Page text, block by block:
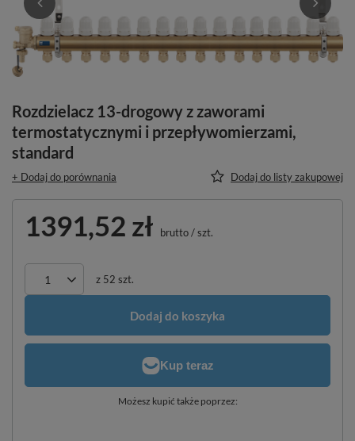
Rozdzielacz 13-drogowy z zaworami
termostatycznymi i przepływomierzami,
standard
+ Dodaj do porównania Dodaj do listy zakupowej
1391,52 zł brutto/szt.
z 52 szt.
Dodaj do koszyka
Możesz kupić także poprzez: